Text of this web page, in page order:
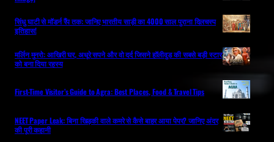
सिंधु घाटी से मॉडर्न रैंप तक: जानिए भारतीय साड़ी का 4000 साल पुराना दिलचस्प
इतिहास!
मर्लिन मुनरो: आखिरी घर, अधूरे सपने और वो दर्द जिसने हॉलीवुड की सबसे बड़ी स्टार
को बना दिया रहस्य
First-Time Visitor’s Guide to Agra: Best Places, Food & Travel Tips
NEET Paper Leak: बिना खिड़की वाले कमरे से कैसे बाहर आया पेपर? जानिए अंदर
की पूरी कहानी